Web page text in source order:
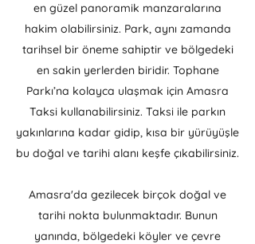
en güzel panoramik manzaralarına
hakim olabilirsiniz. Park, aynı zamanda
tarihsel bir öneme sahiptir ve bölgedeki
en sakin yerlerden biridir. Tophane
Parkı’na kolayca ulaşmak için Amasra
Taksi kullanabilirsiniz. Taksi ile parkın
yakınlarına kadar gidip, kısa bir yürüyüşle
bu doğal ve tarihi alanı keşfe çıkabilirsiniz.
Amasra'da gezilecek birçok doğal ve
tarihi nokta bulunmaktadır. Bunun
yanında, bölgedeki köyler ve çevre